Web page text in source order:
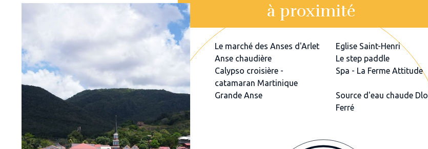
à proximité
Le marché des Anses d'Arlet
Eglise Saint-Henri
Anse chaudière
Le step paddle
Calypso croisière -
catamaran Martinique
Spa - La Ferme Attitude
Grande Anse
Source d'eau chaude Dlo
Ferré